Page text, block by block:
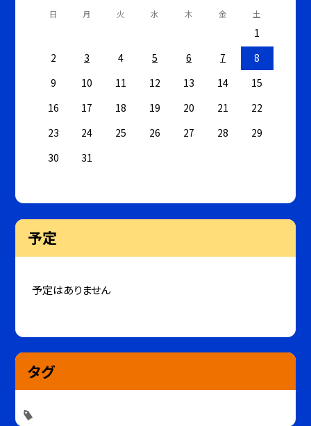
日 月 火 水 木 金 土
1
2
3 4 5 6 7
8
9
10 11 12 13 14
15
16
17 18 19 20 21
22
23
24 25 26 27 28
29
30
31
予定
予定はありません
タグ